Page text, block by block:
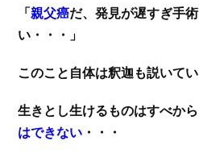
「親父癌だ、発見が遅すぎ手
い・・・」
このこと自体は釈迦も説いてい
生きとし生けるものはすべか
はできない ・・・